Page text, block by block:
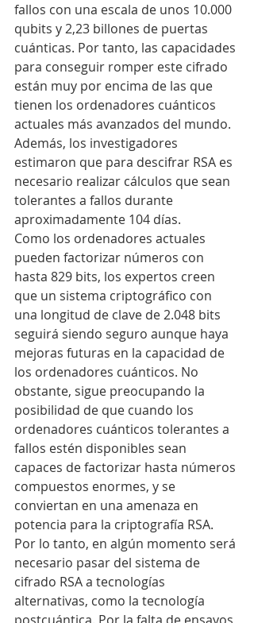
fallos con una escala de unos 10.000
qubits y 2,23 billones de puertas
cuánticas. Por tanto, las capacidades
para conseguir romper este cifrado
están muy por encima de las que
tienen los ordenadores cuánticos
actuales más avanzados del mundo.
Además, los investigadores
estimaron que para descifrar RSA es
necesario realizar cálculos que sean
tolerantes a fallos durante
aproximadamente 104 días.
Como los ordenadores actuales
pueden factorizar números con
hasta 829 bits, los expertos creen
que un sistema criptográfico con
una longitud de clave de 2.048 bits
seguirá siendo seguro aunque haya
mejoras futuras en la capacidad de
los ordenadores cuánticos. No
obstante, sigue preocupando la
posibilidad de que cuando los
ordenadores cuánticos tolerantes a
fallos estén disponibles sean
capaces de factorizar hasta números
compuestos enormes, y se
conviertan en una amenaza en
potencia para la criptografía RSA.
Por lo tanto, en algún momento será
necesario pasar del sistema de
cifrado RSA a tecnologías
alternativas, como la tecnología